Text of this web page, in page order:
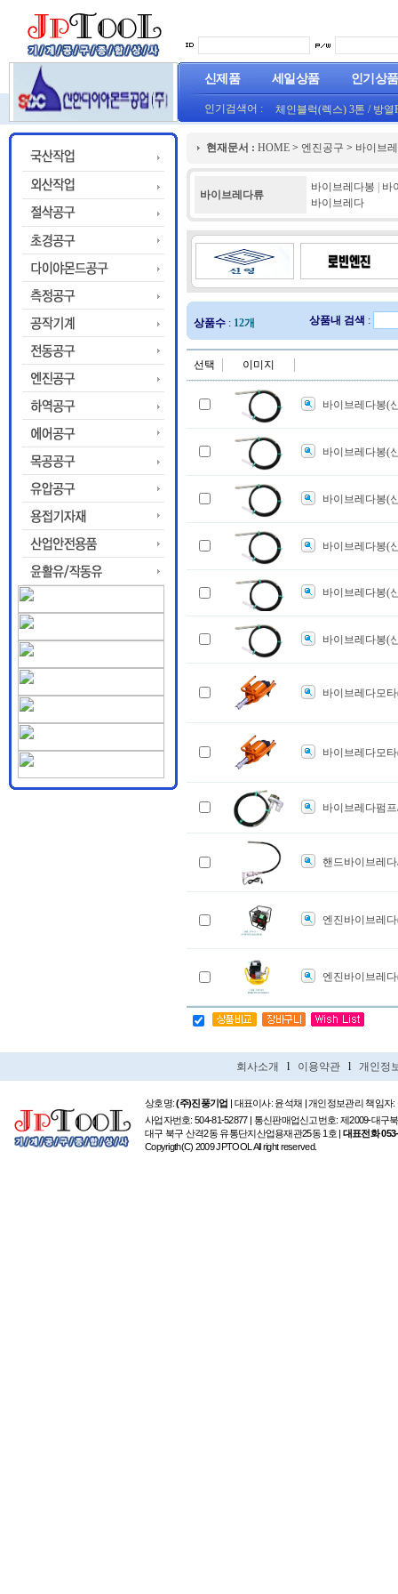
신제품 세일상품 인기상품
인기검색어 : 체인블럭(렉스) 3톤 / 방열
(오렌지) (1롤50M)
프로라인 줄자(코메론)자
현재문서 : HOME > 엔진공구 > 바이브
바이브레다류
바이브레다봉
바
바이브레다
상품수 : 12개 상품내 검색 :
선택 이미지
바이브레다봉(
바이브레다봉(
바이브레다봉(
바이브레다봉(
바이브레다봉(
바이브레다봉(
바이브레다모
바이브레다모
바이브레다펌
핸드바이브레
엔진바이브레
엔진바이브레
회사소개 l 이용약관 l 개인정
상호명:(주)진풍기업 | 대표이사: 윤석채 | 개인정보관리 책임자:
사업자번호: 504-81-52877 | 통신판매업신고번호: 제2009-대구
대구 북구 산격2동 유통단지산업용재관25동 1호 | 대표전화
Copyrigth(C) 2009 JPTOOL All right reserved.